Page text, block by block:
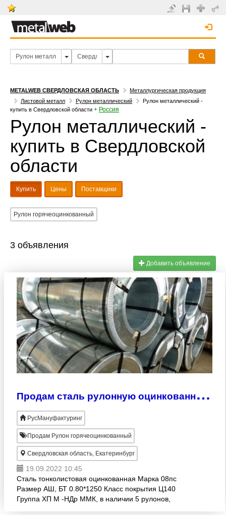
METALWEB СВЕРДЛОВСКАЯ ОБЛАСТЬ
Металлургическая продукция
Листовой металл
Рулон металлический
Рулон металлический -
купить в Свердловской области + Россия
Рулон металлический -
купить в Свердловской
области
Купить Цены Поставщики
Рулон горячеоцинкованный
3 объявления
Добавить объявление
П
родам сталь рулонную оцинкованную, 08пс 0.80*1250 Ц140 ХП М -НДр ММК, новые
РусМануфактуринг
Продам Рулон горячеоцинкованный
Свердловская область, Екатеринбург
19.09.2022 10:45
Сталь тонколистовая оцинкованная Марка 08пс
Размер АШ, БТ 0.80*1250 Класс покрытия Ц140
Группа ХП М -НДр ММК, в наличии 5 рулонов,